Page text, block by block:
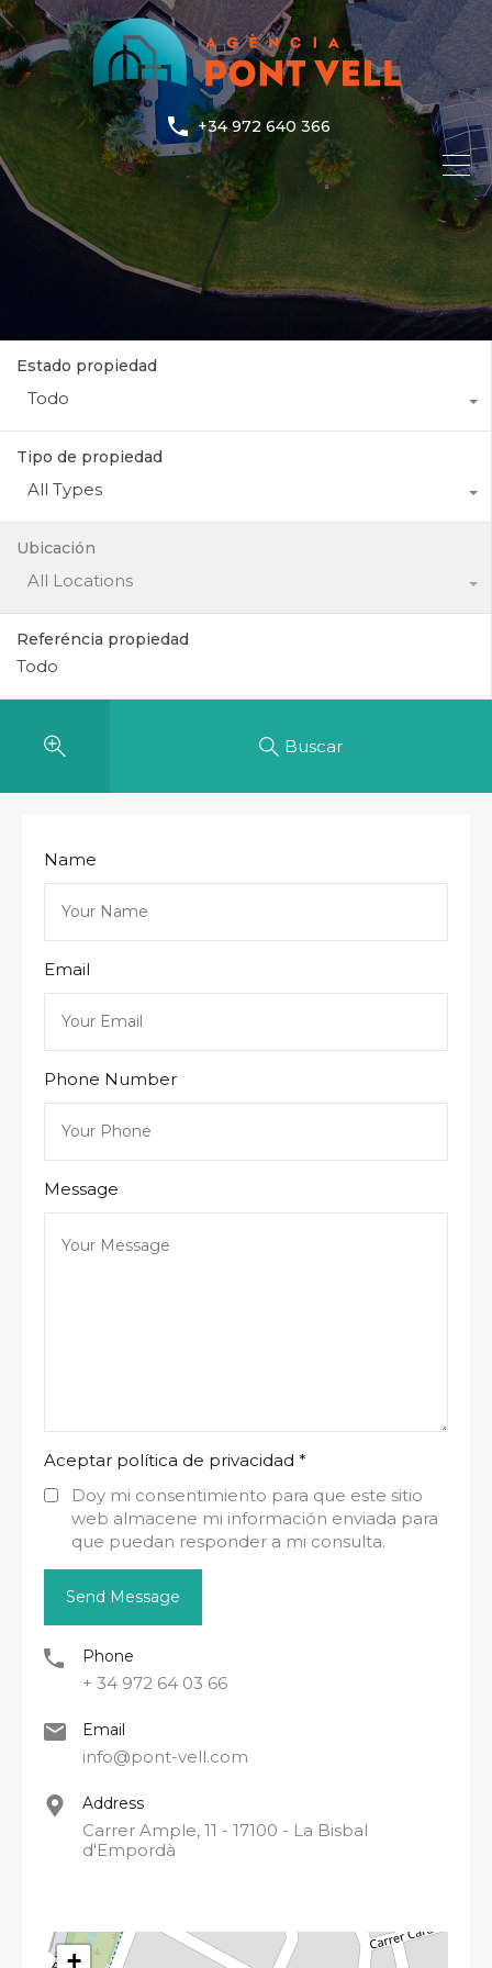
+34 972 640 366
Estado propiedad
Todo
Tipo de propiedad
All Types
Ubicación
All Locations
Referéncia propiedad
Buscar
Name
Email
Phone Number
Message
Aceptar política de privacidad *
Doy mi consentimiento para que este sitio
web almacene mi información enviada para
que puedan responder a mi consulta.
Phone
+ 34 972 64 03 66
Email
info@pont-vell.com
Address
Carrer Ample, 11 - 17100 - La Bisbal
d'Empordà
+